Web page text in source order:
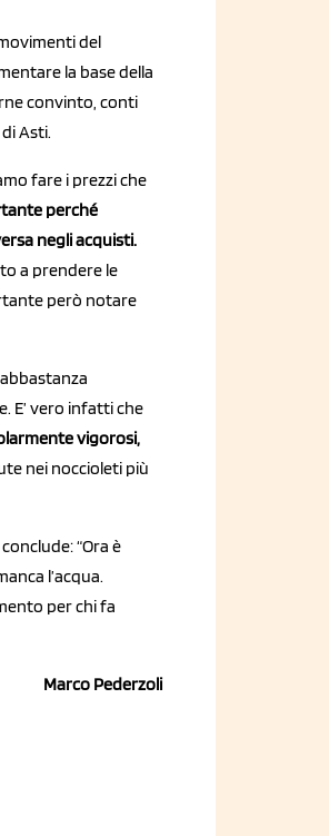
del
la base della
convinto, conti
Asti.
fare i prezzi che
perché
negli acquisti.
a prendere le
però notare
E’ vero infatti che
vigorosi,
nei noccioleti più
“Ora è
l’acqua.
per chi fa
Marco Pederzoli